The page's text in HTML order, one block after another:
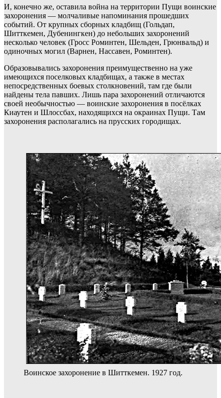
И, конечно же, оставила война на территории Пущи воинские
захоронения — молчаливые напоминания прошедших
событий. От крупных сборных кладбищ (Гольдап,
Шитткемен, Дубенингкен) до небольших захоронений
несколько человек (Гросс Роминтен, Шельден, Грюнвальд) и
одиночных могил (Варнен, Нассавен, Роминтен).
Образовывались захоронения преимущественно на уже
имеющихся поселковых кладбищах, а также в местах
непосредственных боевых столкновений, там где были
найдены тела павших. Лишь пара захоронений отличаются
своей необычностью — воинские захоронения в посёлках
Киаутен и Шлоссбах, находящихся на окраинах Пущи. Там
захоронения располагались на прусских городищах.
Воинское захоронение в Шитткемен. 1927 год.